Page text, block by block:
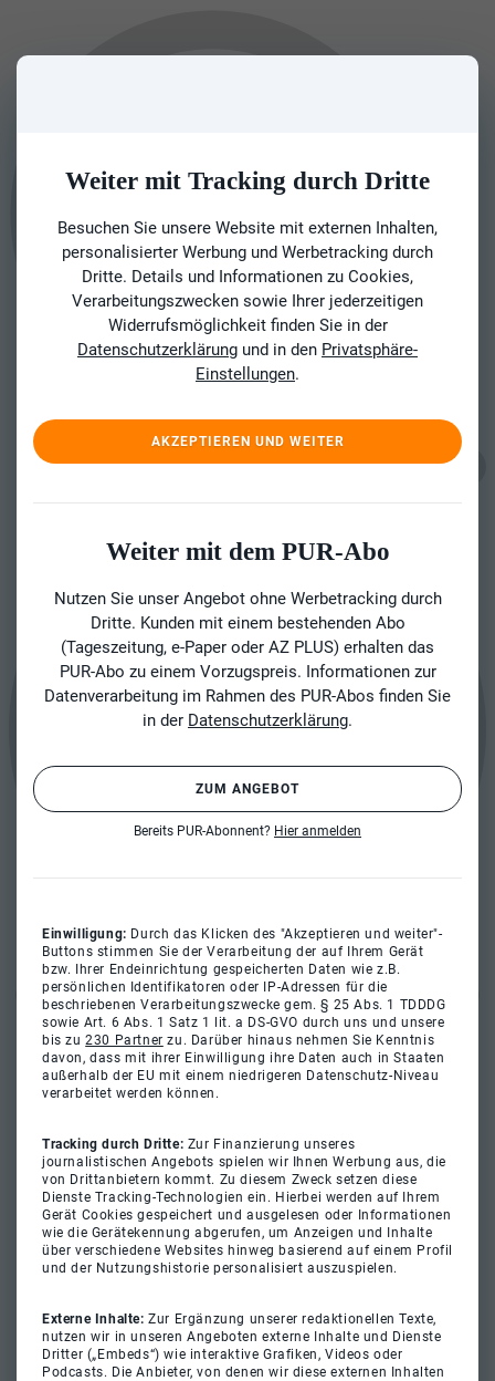
Weiter mit Tracking durch Dritte
Besuchen Sie unsere Website mit externen Inhalten,
personalisierter Werbung und Werbetracking durch
Dritte. Details und Informationen zu Cookies,
Verarbeitungszwecken sowie Ihrer jederzeitigen
Widerrufsmöglichkeit finden Sie in der
Datenschutzerklärung und in den Privatsphäre-
Einstellungen.
AKZEPTIEREN UND WEITER
Weiter mit dem PUR-Abo
Nutzen Sie unser Angebot ohne Werbetracking durch
Dritte. Kunden mit einem bestehenden Abo
(Tageszeitung, e-Paper oder AZ PLUS) erhalten das
PUR-Abo zu einem Vorzugspreis. Informationen zur
Datenverarbeitung im Rahmen des PUR-Abos finden Sie
in der Datenschutzerklärung.
ZUM ANGEBOT
Bereits PUR-Abonnent? Hier anmelden
Einwilligung: Durch das Klicken des "Akzeptieren und weiter"-
Buttons stimmen Sie der Verarbeitung der auf Ihrem Gerät
bzw. Ihrer Endeinrichtung gespeicherten Daten wie z.B.
persönlichen Identifikatoren oder IP-Adressen für die
beschriebenen Verarbeitungszwecke gem. § 25 Abs. 1 TDDDG
sowie Art. 6 Abs. 1 Satz 1 lit. a DS-GVO durch uns und unsere
bis zu230 Partner zu. Darüber hinaus nehmen Sie Kenntnis
davon, dass mit ihrer Einwilligung ihre Daten auch in Staaten
außerhalb der EU mit einem niedrigeren Datenschutz-Niveau
verarbeitet werden können.
Tracking durch Dritte: Zur Finanzierung unseres
journalistischen Angebots spielen wir Ihnen Werbung aus, die
von Drittanbietern kommt. Zu diesem Zweck setzen diese
Dienste Tracking-Technologien ein. Hierbei werden auf Ihrem
Gerät Cookies gespeichert und ausgelesen oder Informationen
wie die Gerätekennung abgerufen, um Anzeigen und Inhalte
über verschiedene Websites hinweg basierend auf einem Profil
und der Nutzungshistorie personalisiert auszuspielen.
Externe Inhalte:Zur Ergänzung unserer redaktionellen Texte,
nutzen wir in unseren Angeboten externe Inhalte und Dienste
Dritter („Embeds“) wie interaktive Grafiken, Videos oder
Podcasts. Die Anbieter, von denen wir diese externen Inhalten